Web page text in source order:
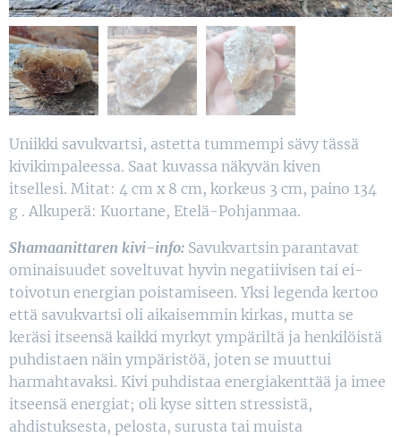
Uniikki savukvartsi, astetta tummempi sävy tässä
kivikimpaleessa. Saat kuvassa näkyvän kiven
itsellesi. Mitat: 4 cm x 8 cm, korkeus 3 cm, paino 134
g . Alkuperä: Kuortane, Etelä-Pohjanmaa.
Shamaanittaren kivi-info: Savukvartsin parantavat
ominaisuudet soveltuvat hyvin negatiivisen tai ei-
toivotun energian poistamiseen. Yksi legenda kertoo
että savukvartsi oli aikaisemmin kirkas, mutta se
keräsi itseensä kaikki myrkyt ympäriltä ja henkilöistä
puhdistaen näin ympäristöä, joten se muuttui
harmahtavaksi. Kivi puhdistaa energiakenttää ja imee
itseensä energiat; oli kyse sitten stressistä,
ahdistuksesta, pelosta, surusta tai muista